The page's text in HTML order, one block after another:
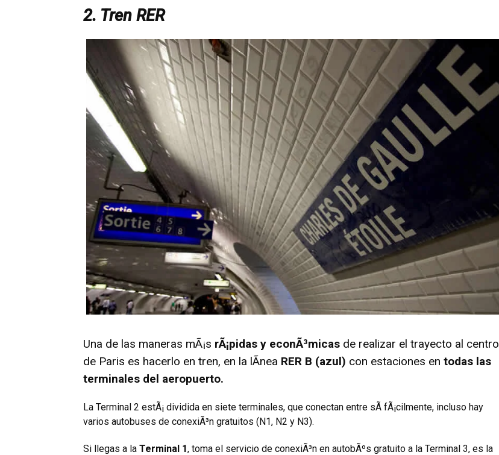
2. Tren RER
Una de las maneras mÃ¡s rÃ¡pidas y econÃ³micas de realizar el trayecto al centro
de Paris es hacerlo en tren, en la lÃ­nea RER B (azul) con estaciones en todas las
terminales del aeropuerto.
La Terminal 2 estÃ¡ dividida en siete terminales, que conectan entre sÃ­ fÃ¡cilmente, incluso hay
varios autobuses de conexiÃ³n gratuitos (N1, N2 y N3).
Si llegas a la Terminal 1, toma el servicio de conexiÃ³n en autobÃºs gratuito a la Terminal 3, es la